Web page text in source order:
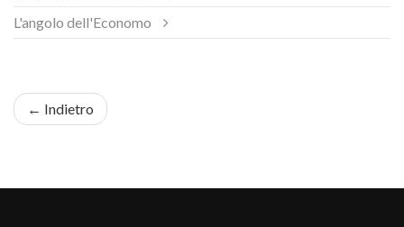
L'angolo dell'Economo
← Indietro